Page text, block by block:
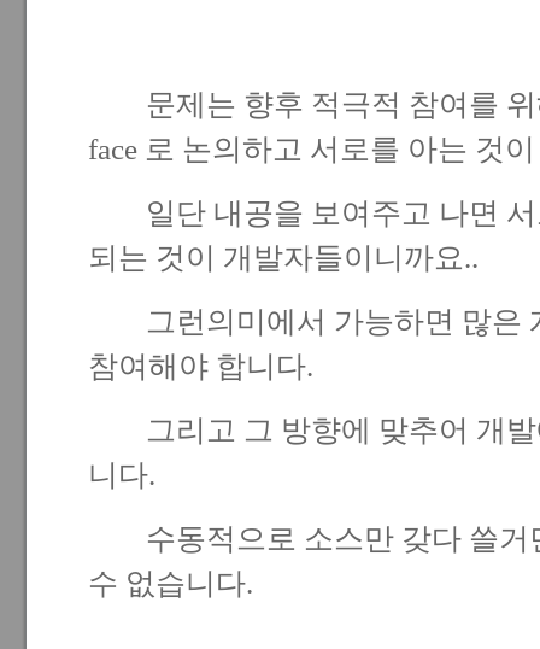
문제는 향후 적극적 참여를 위
face 로 논의하고 서로를 아는 것
일단 내공을 보여주고 나면 서
되는 것이 개발자들이니까요..
그런의미에서 가능하면 많은
참여해야 합니다.
그리고 그 방향에 맞추어 개발
니다.
수동적으로 소스만 갖다 쓸거
수 없습니다.